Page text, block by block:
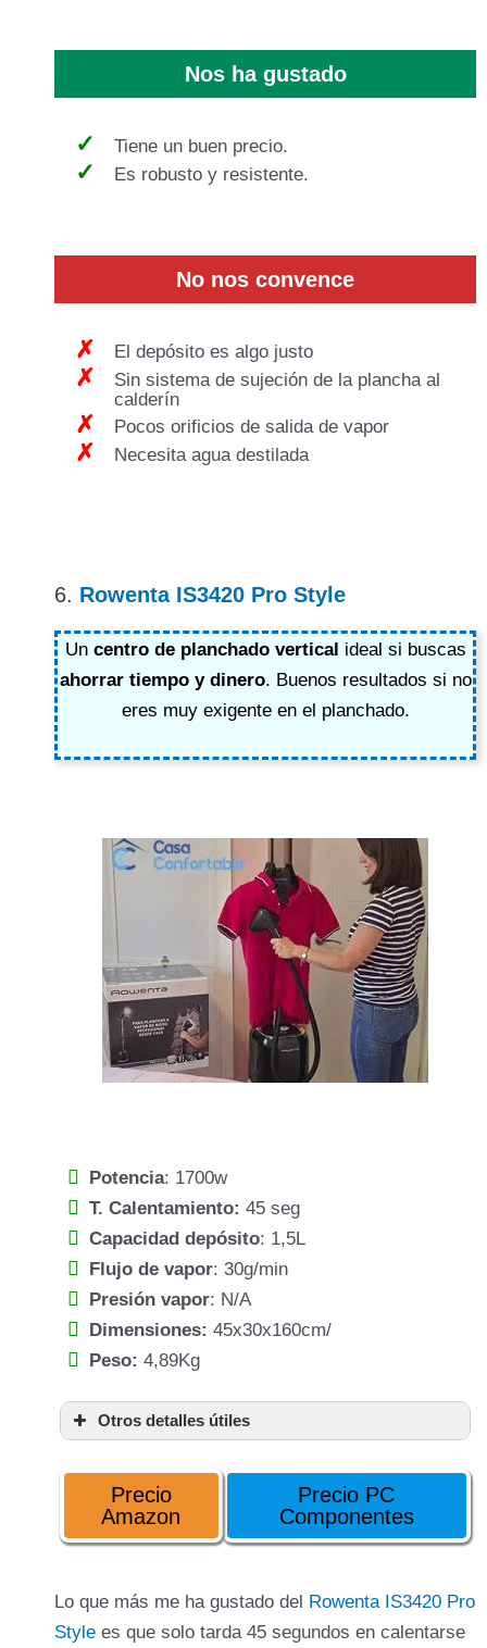
Nos ha gustado
Tiene un buen precio.
Es robusto y resistente.
No nos convence
El depósito es algo justo
Sin sistema de sujeción de la plancha al
calderín
Pocos orificios de salida de vapor
Necesita agua destilada
6. Rowenta IS3420 Pro Style
Un centro de planchado vertical ideal si buscas
ahorrar tiempo y dinero. Buenos resultados si no
eres muy exigente en el planchado.
Potencia: 1700w
T. Calentamiento: 45 seg
Capacidad depósito: 1,5L
Flujo de vapor: 30g/min
Presión vapor: N/A
Dimensiones: 45x30x160cm/
Peso: 4,89Kg
Otros detalles útiles
3 niveles de salida de
vapo
Precio
Amazon
Precio PC
Componentes
Lo que más me ha gustado del Rowenta IS3420 Pro
Style es que solo tarda 45 segundos en calentarse